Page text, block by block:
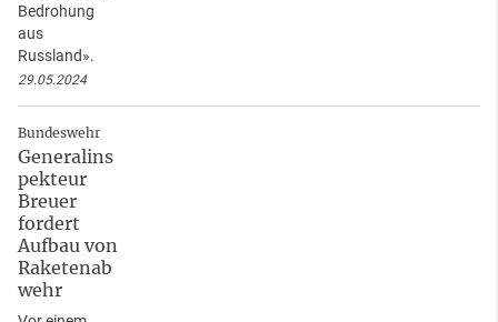
Bedrohung
aus
Russland».
29.05.2024
Bundeswehr
Generalins
pekteur
Breuer
fordert
Aufbau von
Raketenab
wehr